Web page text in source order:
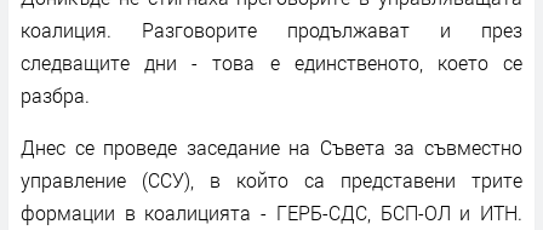
коалиция. Разговорите продължават и през
следващите дни - това е единственото, което се
разбра.
Днес се проведе заседание на Съвета за съвместно
управление (ССУ), в който са представени трите
формации в коалицията - ГЕРБ-СДС, БСП-ОЛ и ИТН.